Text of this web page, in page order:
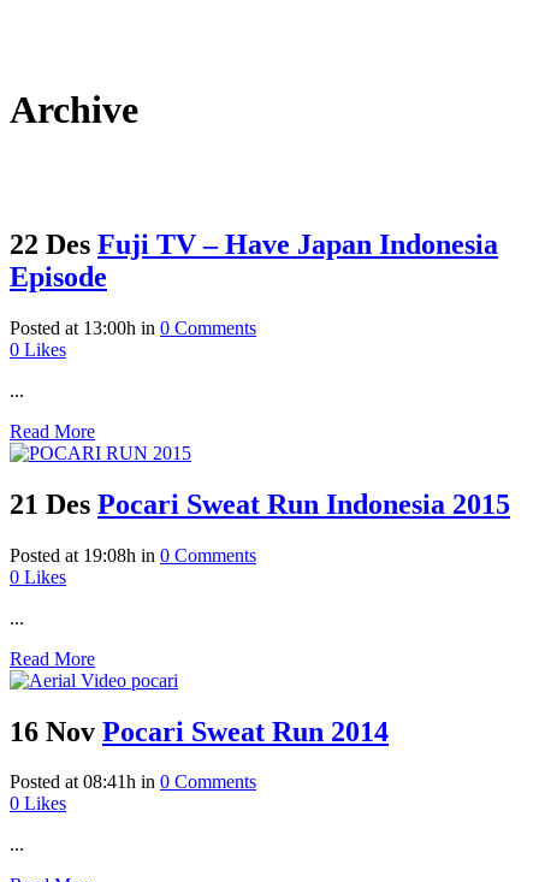
Archive
22 Des Fuji TV – Have Japan Indonesia
Episode
Posted at 13:00h in 0 Comments
0 Likes
...
Read More
21 Des Pocari Sweat Run Indonesia 2015
Posted at 19:08h in 0 Comments
0 Likes
...
Read More
16 Nov Pocari Sweat Run 2014
Posted at 08:41h in 0 Comments
0 Likes
...